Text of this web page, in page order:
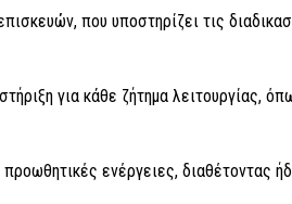
που υποστηρίζει τις
για κάθε ζήτημα λειτουργίας,
ενέργειες, διαθέτοντας